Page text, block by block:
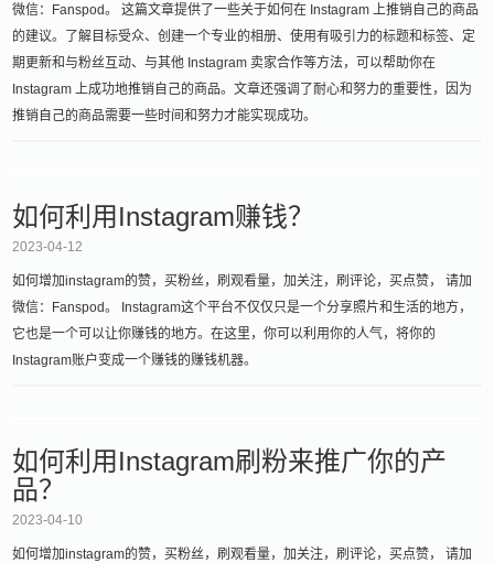
微信：Fanspod。 这篇文章提供了一些关于如何在 Instagram 上推销自己的商品
的建议。了解目标受众、创建一个专业的相册、使用有吸引力的标题和标签、定
期更新和与粉丝互动、与其他 Instagram 卖家合作等方法，可以帮助你在
Instagram 上成功地推销自己的商品。文章还强调了耐心和努力的重要性，因为
推销自己的商品需要一些时间和努力才能实现成功。
如何利用Instagram赚钱？
2023-04-12
如何增加instagram的赞，买粉丝，刷观看量，加关注，刷评论，买点赞， 请加
微信：Fanspod。 Instagram这个平台不仅仅只是一个分享照片和生活的地方，
它也是一个可以让你赚钱的地方。在这里，你可以利用你的人气，将你的
Instagram账户变成一个赚钱的赚钱机器。
如何利用Instagram刷粉来推广你的产
品？
2023-04-10
如何增加instagram的赞，买粉丝，刷观看量，加关注，刷评论，买点赞， 请加